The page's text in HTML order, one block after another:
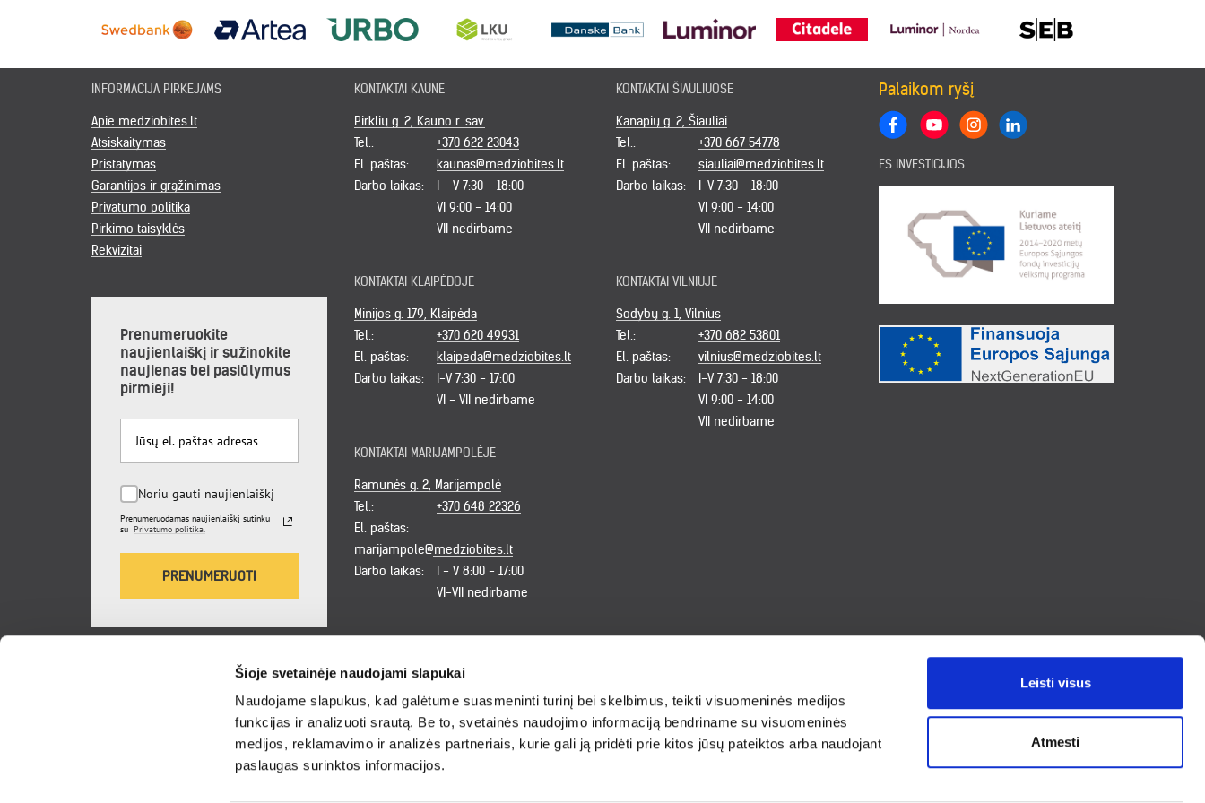
Šioje svetainėje naudojami slapukai
Naudojame slapukus, kad galėtume suasmeninti turinį bei skelbimus, teikti visuomeninės medijos
funkcijas ir analizuoti srautą. Be to, svetainės naudojimo informaciją bendriname su visuomeninės
medijos, reklamavimo ir analizės partneriais, kurie gali ją pridėti prie kitos jūsų pateiktos arba naudojant
paslaugas surinktos informacijos.
Leisti visus
Atmesti
INFORMACIJA PIRKĖJAMS
Apie medziobites.lt
Atsiskaitymas
Pristatymas
Garantijos ir grąžinimas
Privatumo politika
Pirkimo taisyklės
Rekvizitai
Prenumeruokite
naujienlaiškį ir sužinokite
naujienas bei pasiūlymus
pirmieji!
Noriu gauti naujienlaiškį
Prenumeruodamas naujienlaiškį sutinku
su Privatumo politika.
PRENUMERUOTI
KONTAKTAI KAUNE
Pirklių g. 2, Kauno r. sav.
Tel.:
+370 622 23043
El. paštas:
kaunas@medziobites.lt
Darbo laikas:
I - V 7:30 - 18:00
VI 9:00 - 14:00
VII nedirbame
KONTAKTAI KLAIPĖDOJE
Minijos g. 179, Klaipėda
Tel.:
+370 620 49931
El. paštas:
klaipeda@medziobites.lt
Darbo laikas:
I-V 7:30 - 17:00
VI - VII nedirbame
KONTAKTAI MARIJAMPOLĖJE
Ramunės g. 2, Marijampolė
Tel.:
+370 648 22326
El. paštas:
marijampole@medziobites.lt
Darbo laikas:
I - V 8:00 - 17:00
VI-VII nedirbame
KONTAKTAI ŠIAULIUOSE
Kanapių g. 2, Šiauliai
Tel.:
+370 667 54778
El. paštas:
siauliai@medziobites.lt
Darbo laikas:
I-V 7:30 - 18:00
VI 9:00 - 14:00
VII nedirbame
KONTAKTAI VILNIUJE
Sodybų g. 1, Vilnius
Tel.:
+370 682 53801
El. paštas:
vilnius@medziobites.lt
Darbo laikas:
I-V 7:30 - 18:00
VI 9:00 - 14:00
VII nedirbame
Palaikom ryšį
ES INVESTICIJOS
. Visos teisės saugomos.
Pristatymas
visoje Lietuvoje.
Įsigijote netinkamą
gaminį?
Abejojate kokią
medieną
Nesate tikras dėl